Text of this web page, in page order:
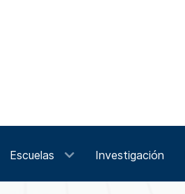
Escuelas Investigación